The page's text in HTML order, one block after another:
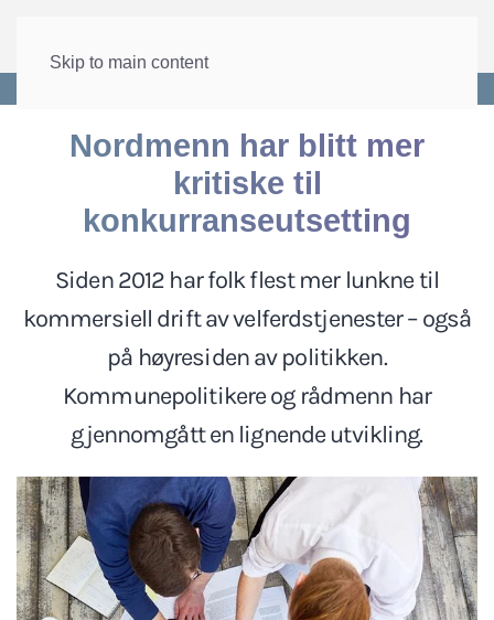
Skip to main content
Nordmenn har blitt mer
kritiske til
konkurranseutsetting
Siden 2012 har folk flest mer lunkne til
kommersiell drift av velferdstjenester – også
på høyresiden av politikken.
Kommunepolitikere og rådmenn har
gjennomgått en lignende utvikling.